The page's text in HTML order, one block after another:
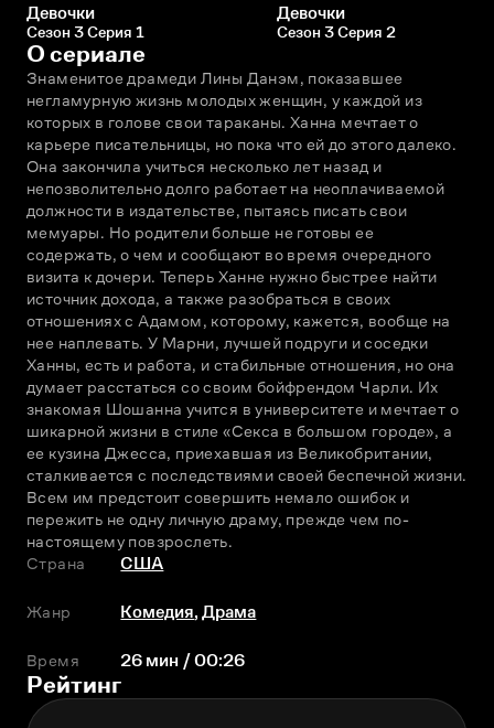
Девочки
Сезон 3 Серия 1
Девочки
Сезон 3 Серия 2
О сериале
Знаменитое драмеди Лины Данэм, показавшее
негламурную жизнь молодых женщин, у каждой из
которых в голове свои тараканы. Ханна мечтает о
карьере писательницы, но пока что ей до этого далеко.
Она закончила учиться несколько лет назад и
непозволительно долго работает на неоплачиваемой
должности в издательстве, пытаясь писать свои
мемуары. Но родители больше не готовы ее
содержать, о чем и сообщают во время очередного
визита к дочери. Теперь Ханне нужно быстрее найти
источник дохода, а также разобраться в своих
отношениях с Адамом, которому, кажется, вообще на
нее наплевать. У Марни, лучшей подруги и соседки
Ханны, есть и работа, и стабильные отношения, но она
думает расстаться со своим бойфрендом Чарли. Их
знакомая Шошанна учится в университете и мечтает о
шикарной жизни в стиле «Секса в большом городе», а
ее кузина Джесса, приехавшая из Великобритании,
сталкивается с последствиями своей беспечной жизни.
Всем им предстоит совершить немало ошибок и
пережить не одну личную драму, прежде чем по-
настоящему повзрослеть.
Страна
США
Жанр Комедия,Драма
Время 26 мин / 00:26
Рейтинг